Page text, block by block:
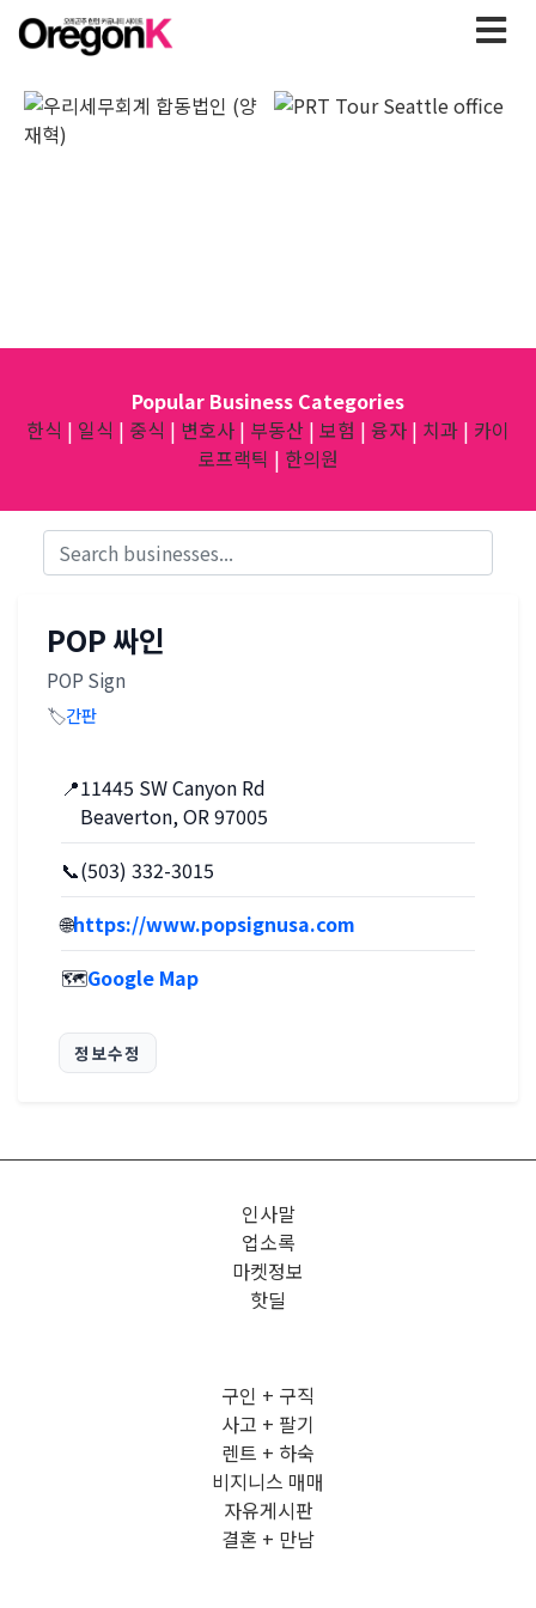
Popular Business Categories
한식 | 일식 | 중식 | 변호사 | 부동산 | 보험 | 융자 | 치과 | 카이
로프랙틱 | 한의원
POP 싸인
POP Sign
🏷️간판
📍11445 SW Canyon Rd
Beaverton, OR 97005
📞(503) 332-3015
🌐https://www.popsignusa.com
🗺️Google Map
정보수정
인사말
업소록
마켓정보
핫딜
구인 + 구직
사고 + 팔기
렌트 + 하숙
비지니스 매매
자유게시판
결혼 + 만남